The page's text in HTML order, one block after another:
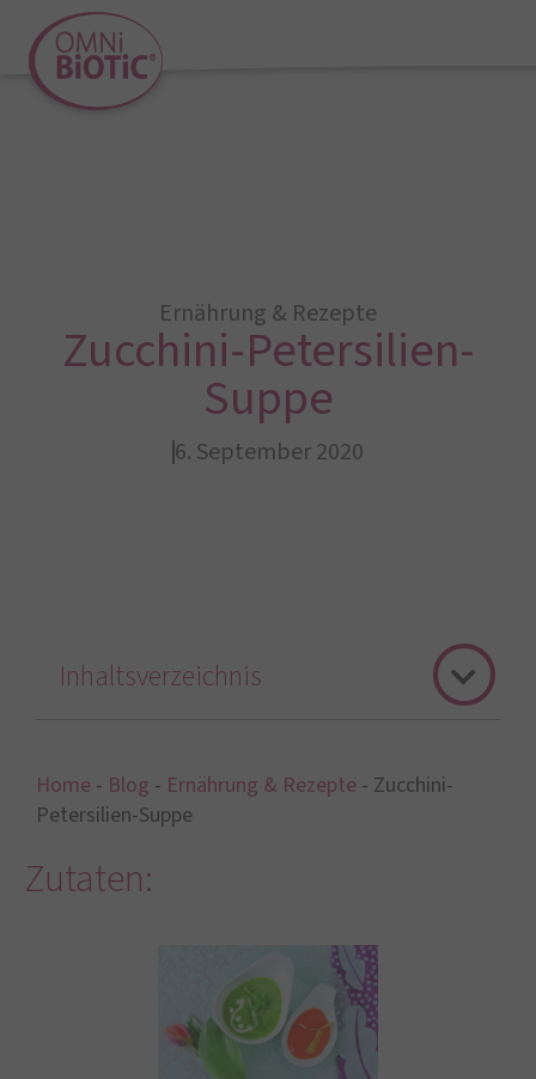
Ernährung & Rezepte
Zucchini-Petersilien-
Suppe
6. September 2020
Home - Blog - Ernährung & Rezepte - Zucchini-
Petersilien-Suppe
Zutaten:
Inhaltsverzeichnis